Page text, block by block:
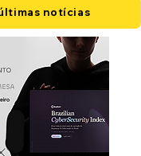
notícias